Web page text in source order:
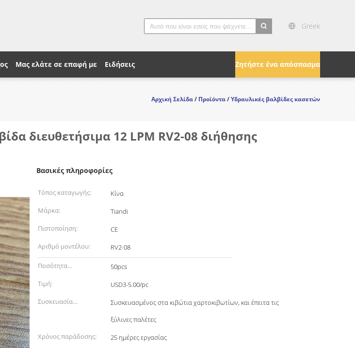
Greek
Ζητήστε ένα απόσπασμα
Μας ελάτε σε επαφή με Ειδήσεις
Αρχική Σελίδα/Προϊόντα/Υδραυλικές βαλβίδες κασετών
διευθετήσιμα 12 LPM RV2-08 διήθησης
Βασικές πληροφορίες
Τόπος καταγωγής:
Κίνα
Μάρκα:
Tiandi
Πιστοποίηση:
CE
Αριθμό μοντέλου:
RV2-08
Ποσότητα
παραγγελίας min:
50pcs
Τιμή:
USD3-5.00/pc
Συσκευασία
Συσκευασμένος στα κιβώτια χαρτοκιβωτίων, και έπειτα τις
ξύλινες παλέτες
Χρόνος παράδοσης:
25 ημέρες εργασίας